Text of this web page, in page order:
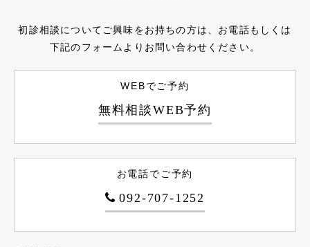
初診相談についてご興味をお持ちの方は、お電話もしくは
下記のフォームよりお問い合わせください。
WEBでご予約
無料相談WEB予約
お電話でご予約
092-707-1252